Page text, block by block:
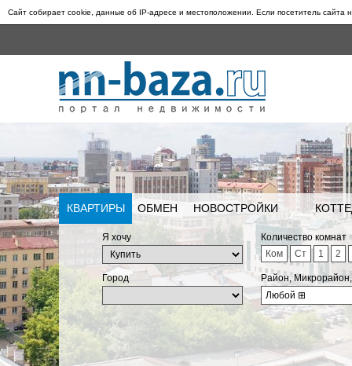
Сайт собирает cookie, данные об IP-адресе и местоположении. Если посетитель сайта
КВАРТИРЫ ОБМЕН НОВОСТРОЙКИ
Я хочу
Количество комнат
Ком
Ст 1 2
Город
Район,
Любой ⊞